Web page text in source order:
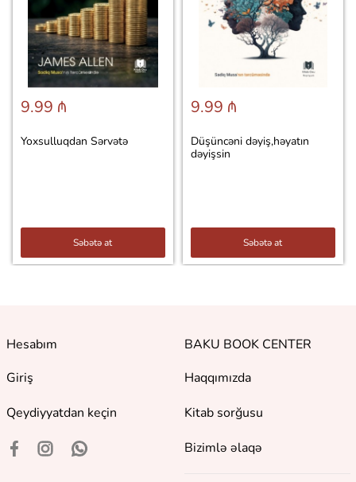
9.99 ₼
Yoxsulluqdan Sərvətə
Səbətə at
9.99 ₼
Düşüncəni dəyiş,həyatın
dəyişsin
Səbətə at
Hesabım
Giriş
Qeydiyyatdan keçin
BAKU BOOK CENTER
Haqqımızda
Kitab sorğusu
Bizimlə əlaqə